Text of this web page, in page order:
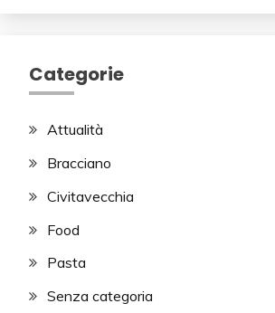
Categorie
Attualità
Bracciano
Civitavecchia
Food
Pasta
Senza categoria